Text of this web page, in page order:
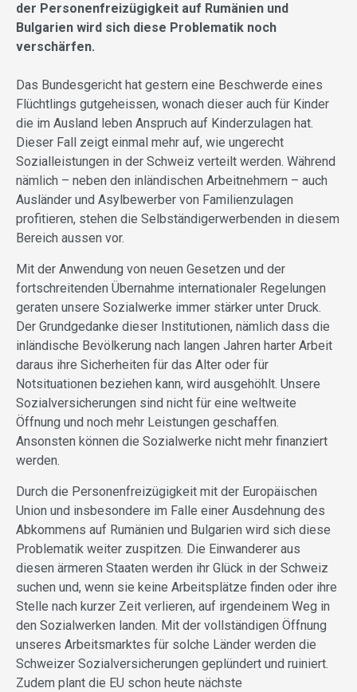
der Personenfreizügigkeit auf Rumänien und
Bulgarien wird sich diese Problematik noch
verschärfen.
Das Bundesgericht hat gestern eine Beschwerde eines
Flüchtlings gutgeheissen, wonach dieser auch für Kinder
die im Ausland leben Anspruch auf Kinderzulagen hat.
Dieser Fall zeigt einmal mehr auf, wie ungerecht
Sozialleistungen in der Schweiz verteilt werden. Während
nämlich – neben den inländischen Arbeitnehmern – auch
Ausländer und Asylbewerber von Familienzulagen
profitieren, stehen die Selbständigerwerbenden in diesem
Bereich aussen vor.
Mit der Anwendung von neuen Gesetzen und der
fortschreitenden Übernahme internationaler Regelungen
geraten unsere Sozialwerke immer stärker unter Druck.
Der Grundgedanke dieser Institutionen, nämlich dass die
inländische Bevölkerung nach langen Jahren harter Arbeit
daraus ihre Sicherheiten für das Alter oder für
Notsituationen beziehen kann, wird ausgehöhlt. Unsere
Sozialversicherungen sind nicht für eine weltweite
Öffnung und noch mehr Leistungen geschaffen.
Ansonsten können die Sozialwerke nicht mehr finanziert
werden.
Durch die Personenfreizügigkeit mit der Europäischen
Union und insbesondere im Falle einer Ausdehnung des
Abkommens auf Rumänien und Bulgarien wird sich diese
Problematik weiter zuspitzen. Die Einwanderer aus
diesen ärmeren Staaten werden ihr Glück in der Schweiz
suchen und, wenn sie keine Arbeitsplätze finden oder ihre
Stelle nach kurzer Zeit verlieren, auf irgendeinem Weg in
den Sozialwerken landen. Mit der vollständigen Öffnung
unseres Arbeitsmarktes für solche Länder werden die
Schweizer Sozialversicherungen geplündert und ruiniert.
Zudem plant die EU schon heute nächste